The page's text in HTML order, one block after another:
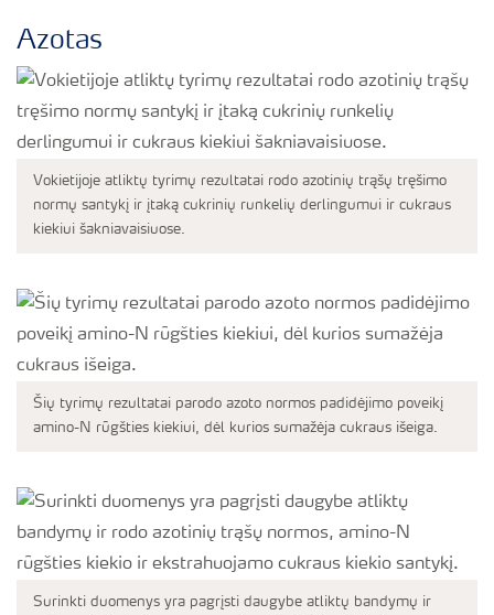
Azotas
Vokietijoje atliktų tyrimų rezultatai rodo azotinių trąšų tręšimo
normų santykį ir įtaką cukrinių runkelių derlingumui ir cukraus
kiekiui šakniavaisiuose.
Šių tyrimų rezultatai parodo azoto normos padidėjimo poveikį
amino-N rūgšties kiekiui, dėl kurios sumažėja cukraus išeiga.
Surinkti duomenys yra pagrįsti daugybe atliktų bandymų ir